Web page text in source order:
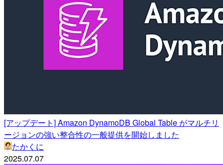
[アップデート] Amazon DynamoDB Global Table がマルチリ
ージョンの強い整合性の一般提供を開始しました
たかくに
2025.07.07